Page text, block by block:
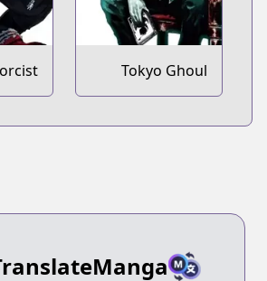
Tokyo Ghoul